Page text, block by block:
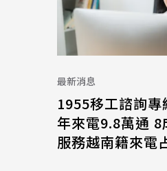
最新消息
1955移工諮詢專
年來電9.8萬通 8
服務越南籍來電